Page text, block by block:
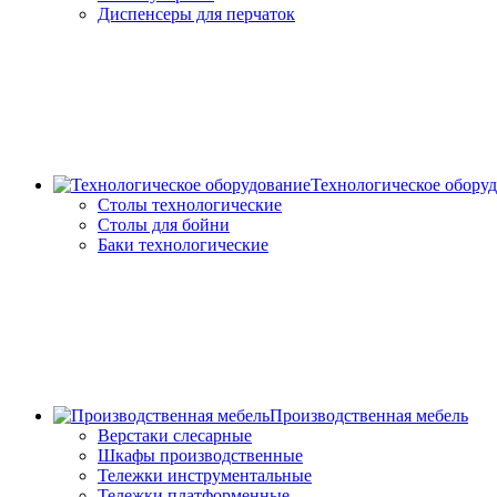
Диспенсеры для перчаток
Технологическое
Столы технологические
Столы для бойни
Баки технологические
Производственная мебель
Верстаки слесарные
Шкафы производственные
Тележки инструментальные